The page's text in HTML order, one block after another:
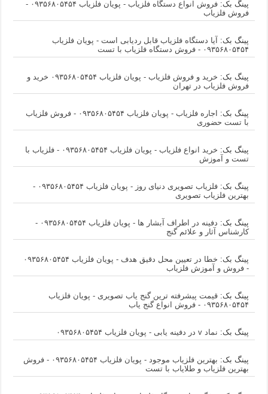
پینگ بک:
فروش انواع دستگاه فلزیاب - پویان فلزیاب ۰۹۳۵۶۸۰۵۴۵۴ -
فروش فلزیاب
پینگ بک:
آیا دستگاه فلزیاب قابل ردیابی است - پویان فلزیاب
۰۹۳۵۶۸۰۵۴۵۴ - فروش دستگاه فلزیاب با تست
پینگ بک:
خرید و فروش فلزیاب - پویان فلزیاب ۰۹۳۵۶۸۰۵۴۵۴ خرید و
فروش فلزیاب در تهران
پینگ بک:
اجاره فلزیاب - پویان فلزیاب ۰۹۳۵۶۸۰۵۴۵۴ - فروش فلزیاب
با تست حضوری
پینگ بک:
خرید انواع فلزیاب - پویان فلزیاب ۰۹۳۵۶۸۰۵۴۵۴ - فلزیاب با
تست و آموزش
پینگ بک:
فلزیاب تصویری دنیای روز - پویان فلزیاب ۰۹۳۵۶۸۰۵۴۵۴ -
بهترین فلزیاب تصویری
پینگ بک:
دفینه در اطراف آبشار ها - پویان فلزیاب ۰۹۳۵۶۸۰۵۴۵۴ -
کارشناس آثار و علائم گنج
پینگ بک:
خطا در تعیین محل دقیق هدف - پویان فلزیاب ۰۹۳۵۶۸۰۵۴۵۴
- فروش و آموزش فلزیاب
پینگ بک:قیمت پیشرفته ترین گنج یاب تصویری - پویان فلزیاب
۰۹۳۵۶۸۰۵۴۵۴ - فروش انواع گنج یاب
پینگ بک: نماد v در دفینه یابی - پویان فلزیاب ۰۹۳۵۶۸۰۵۴۵۴
پینگ بک:
بهترین فلزیاب موجود - پویان فلزیاب ۰۹۳۵۶۸۰۵۴۵۴ - فروش
بهترین فلزیاب و طلایاب با تست